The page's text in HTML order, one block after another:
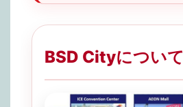
BSD Cityについて